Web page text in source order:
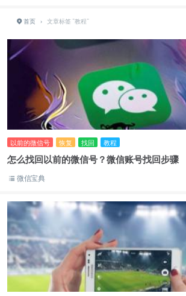
首页 › 文章标签 "教程"
以前的微信号 恢复 找回 教程
怎么找回以前的微信号？微信账号找回步骤
微信宝典